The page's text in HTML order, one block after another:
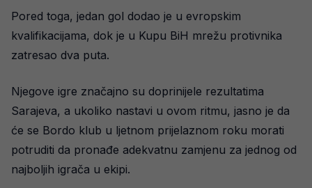
Pored toga, jedan gol dodao je u evropskim
kvalifikacijama, dok je u Kupu BiH mrežu protivnika
zatresao dva puta.
Njegove igre značajno su doprinijele rezultatima
Sarajeva, a ukoliko nastavi u ovom ritmu, jasno je da
će se Bordo klub u ljetnom prijelaznom roku morati
potruditi da pronađe adekvatnu zamjenu za jednog od
najboljih igrača u ekipi.